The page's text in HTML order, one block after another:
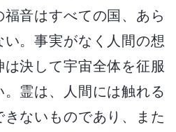
音はすべての国、あら
。事実がなく人間の想
決して宇宙全体を征服
霊は、人間には触れる
ないものであり、また